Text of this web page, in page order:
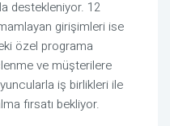
destekleniyor. 12
girişimleri ise
özel programa
ve müşterilere
iş birlikleri ile
fırsatı bekliyor.